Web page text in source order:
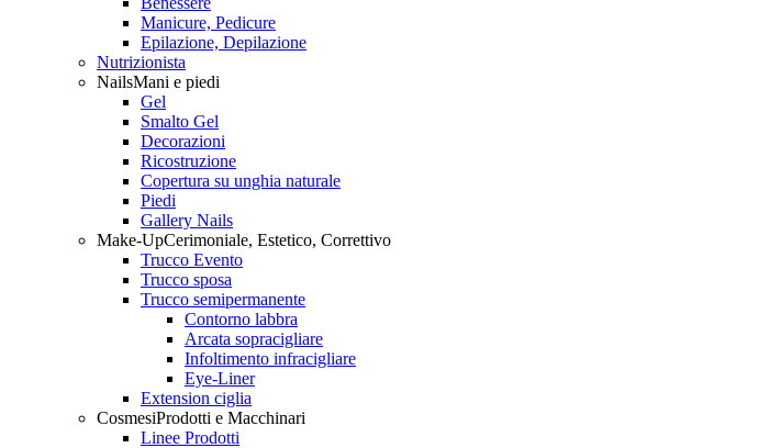
Manicure, Pedicure
Epilazione, Depilazione
Nutrizionista
NailsMani e piedi
Gel
Smalto Gel
Decorazioni
Ricostruzione
Copertura su unghia naturale
Piedi
Gallery Nails
Make-UpCerimoniale, Estetico, Correttivo
Trucco Evento
Trucco sposa
Trucco semipermanente
Contorno labbra
Arcata sopracigliare
Infoltimento infracigliare
Eye-Liner
Extension ciglia
CosmesiProdotti e Macchinari
Linee Prodotti